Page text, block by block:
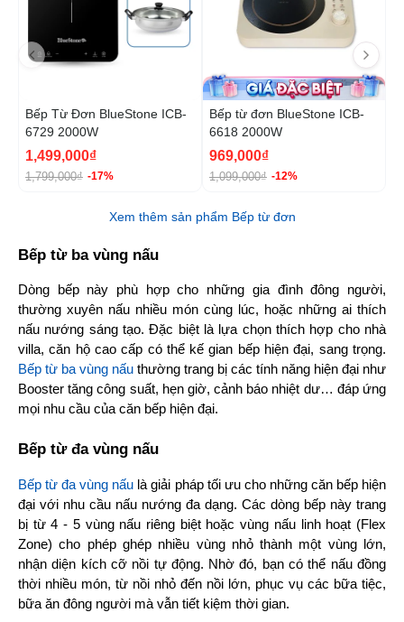
Bếp Từ Đơn BlueStone ICB-
6729 2000W
1,499,000₫
1,799,000₫ -17%
Bếp từ đơn BlueStone ICB-
6618 2000W
969,000₫
1,099,000₫ -12%
Xem thêm sản phẩm Bếp từ đơn
Bếp từ ba vùng nấu
Dòng bếp này phù hợp cho những gia đình đông người,
thường xuyên nấu nhiều món cùng lúc, hoặc những ai thích
nấu nướng sáng tạo. Đặc biệt là lựa chọn thích hợp cho nhà
Bếp từ ba vùng nấu thường trang bị các tính năng hiện đại như
Booster tăng công suất, hẹn giờ, cảnh báo nhiệt dư… đáp ứng
mọi nhu cầu của căn bếp hiện đại.
Bếp từ đa vùng nấu
Bếp từ đa vùng nấu là giải pháp tối ưu cho những căn bếp hiện
đại với nhu cầu nấu nướng đa dạng. Các dòng bếp này trang
bị từ 4 - 5 vùng nấu riêng biệt hoặc vùng nấu linh hoạt (Flex
Zone) cho phép ghép nhiều vùng nhỏ thành một vùng lớn,
nhận diện kích cỡ nồi tự động. Nhờ đó, bạn có thể nấu đồng
thời nhiều món, từ nồi nhỏ đến nồi lớn, phục vụ các bữa tiệc,
bữa ăn đông người mà vẫn tiết kiệm thời gian.